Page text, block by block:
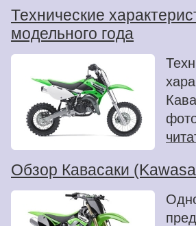
Технические
модельного года
Обзор Кавасаки